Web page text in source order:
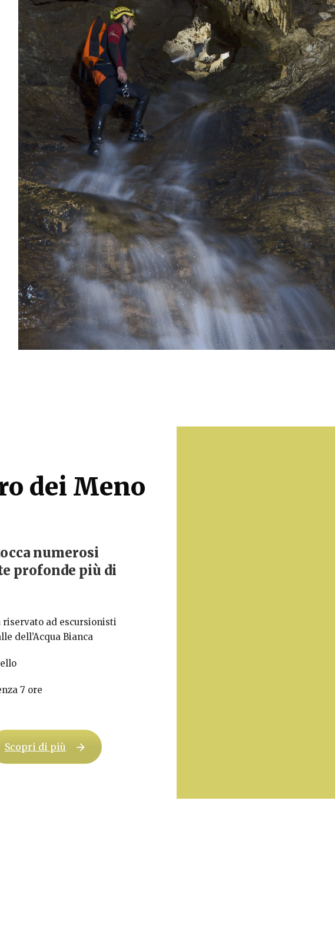
dei Meno
numerosi
profonde più di
riservato ad escursionisti
dell’Acqua Bianca
7 ore
Scopri di più